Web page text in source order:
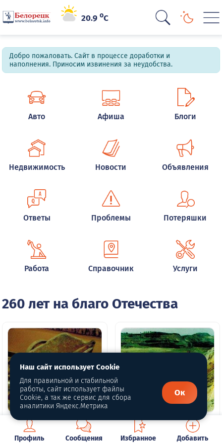
20.9oC
Добро пожаловать. Сайт в процессе доработки и
наполнения. Приносим извинения за неудобства.
Авто Афиша Блоги
Недвижимость Новости Объявления
Ответы Проблемы Потеряшки
Работа Справочник Услуги
260 лет на благо Отечества
Глава 1. Начало
железного века
Глава 2. Зигазино-
Комаровское
Профиль Сообщения Избранное Добавить
Наш сайт использует Cookie
Для правильной и стабильной
работы, сайт использует файлы
Cookie, а так же сервис для сбора
аналитики Яндекс.Метрика
Ок